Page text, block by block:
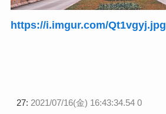
https://i.imgur.com/Qt1vgyj.jpg
27: 2021/07/16(金) 16:43:34.54 0